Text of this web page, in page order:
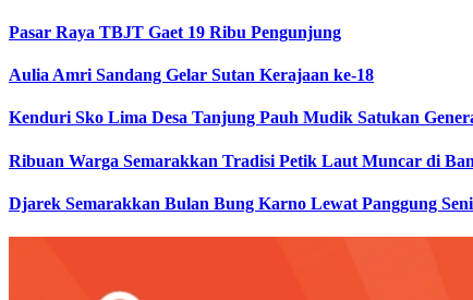
Pasar Raya TBJT Gaet 19 Ribu Pengunjung
Aulia Amri Sandang Gelar Sutan Kerajaan ke-18
Kenduri Sko Lima Desa Tanjung Pauh Mudik Satukan
Ribuan Warga Semarakkan Tradisi Petik Laut Muncar di
Djarek Semarakkan Bulan Bung Karno Lewat Panggung